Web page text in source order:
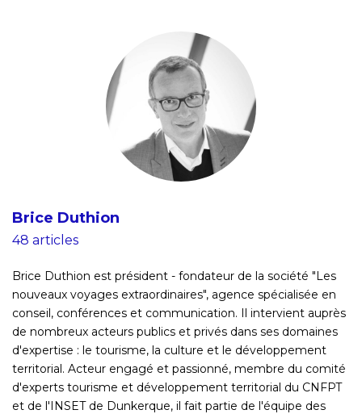
Brice Duthion
48 articles
Brice Duthion est président - fondateur de la société "Les
nouveaux voyages extraordinaires", agence spécialisée en
conseil, conférences et communication. Il intervient auprès
de nombreux acteurs publics et privés dans ses domaines
d'expertise : le tourisme, la culture et le développement
territorial. Acteur engagé et passionné, membre du comité
d'experts tourisme et développement territorial du CNFPT
et de l'INSET de Dunkerque, il fait partie de l'équipe des